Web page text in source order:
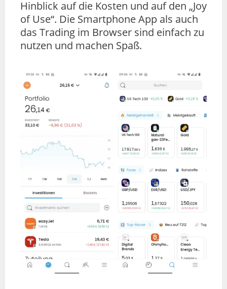
Hinblick auf die Kosten und auf den „Joy
of Use“. Die Smartphone App als auch
das Trading im Browser sind einfach zu
nutzen und machen Spaß.